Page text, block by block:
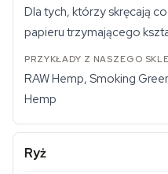
Dla tych, którzy skręcają
papieru trzymającego
RAW Hemp, Smoking
Hemp
Ryż